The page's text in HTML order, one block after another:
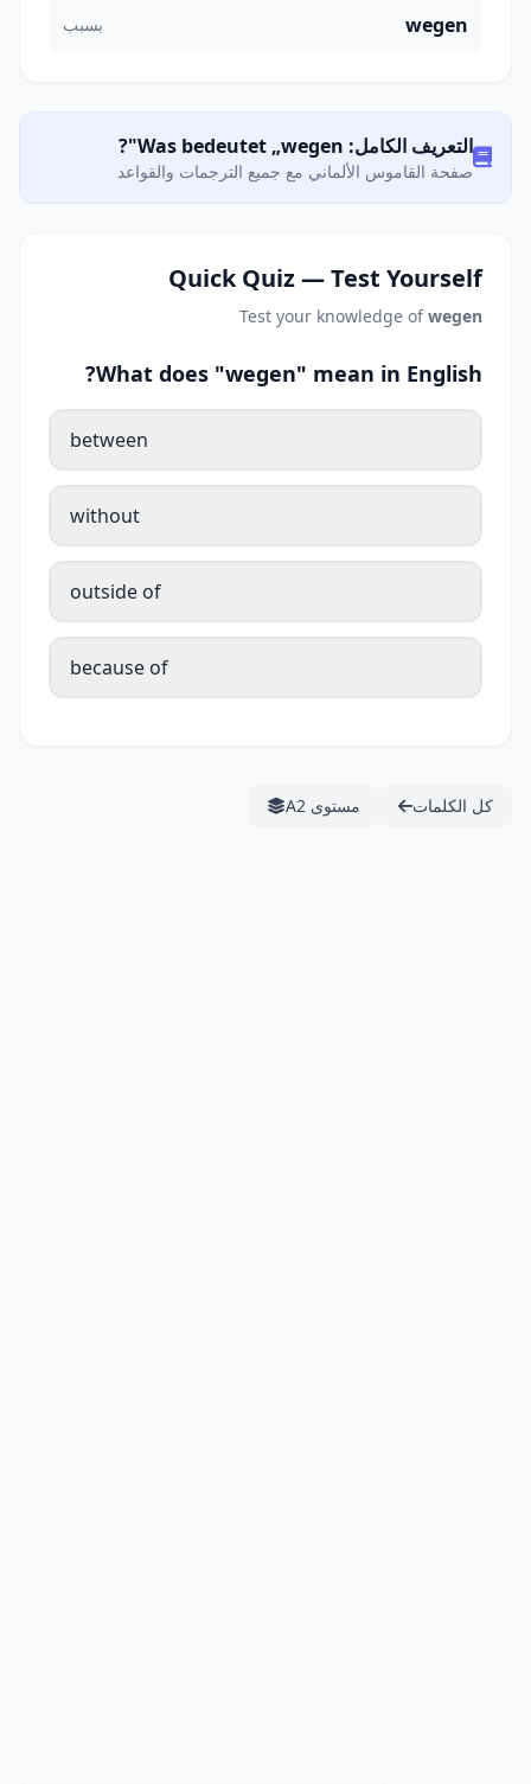
wegen بسبب
التعريف الكامل: Was bedeutet „wegen"?
صفحة القاموس الألماني مع جميع الترجمات والقواعد
Quick Quiz — Test Yourself
Test your knowledge ofwegen
What does "wegen" mean in English?
between
without
outside of
because of
كل الكلمات مستوى A2